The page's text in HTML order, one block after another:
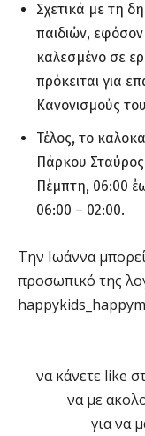
Σχετικά με τη
παιδιών,
καλεσμένο σε
πρόκειται για
Κανονισμούς
Τέλος, το
Πάρκου Σταύρος
Πέμπτη, 06:00
06:00 – 02:00.
Την Ιωάννα
προσωπικό της
να κάνετε like
να με
για να